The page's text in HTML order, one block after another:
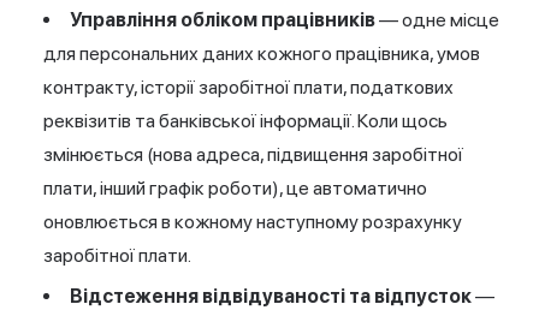
Управління обліком працівників— одне місце
для персональних даних кожного працівника, умов
контракту, історії заробітної плати, податкових
реквізитів та банківської інформації. Коли щось
змінюється (нова адреса, підвищення заробітної
плати, інший графік роботи), це автоматично
оновлюється в кожному наступному розрахунку
заробітної плати.
Відстеження відвідуваності та відпусток—